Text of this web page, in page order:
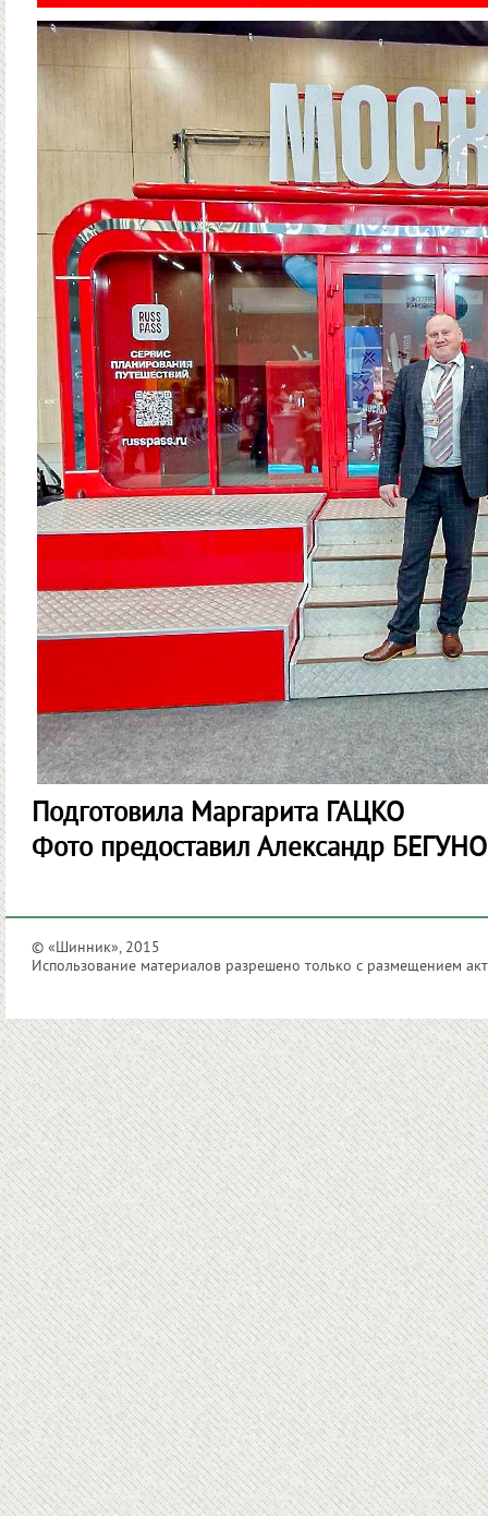
Подготовила Маргарита ГАЦКО
Фото предоставил Александр
© «Шинник», 2015
Использование материалов разрешено только с размещением